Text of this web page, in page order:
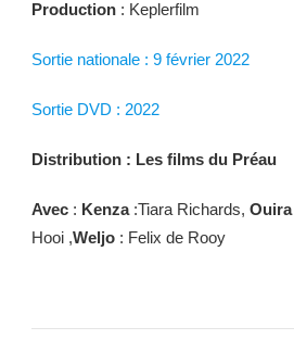
Production : Keplerfilm
Sortie nationale : 9 février 2022
Sortie DVD : 2022
Distribution : Les films du Préau
Avec : Kenza :Tiara Richards, Ouira
Hooi ,Weljo : Felix de Rooy